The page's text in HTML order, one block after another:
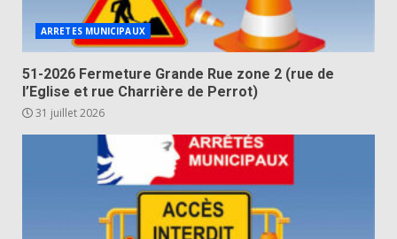
ARRETES MUNICIPAUX
51-2026 Fermeture Grande Rue zone 2 (rue de
l’Eglise et rue Charrière de Perrot)
31 juillet 2026